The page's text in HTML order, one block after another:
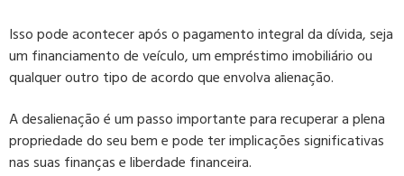
Isso pode acontecer após o pagamento integral da dívida, seja
um financiamento de veículo, um empréstimo imobiliário ou
qualquer outro tipo de acordo que envolva alienação.
A desalienação é um passo importante para recuperar a plena
propriedade do seu bem e pode ter implicações significativas
nas suas finanças e liberdade financeira.